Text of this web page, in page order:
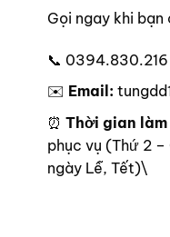
Gọi ngay khi
📞
✉️ Email:
⏰ Thời gian làm
phục vụ (Thứ 2
ngày Lễ, Tết)\